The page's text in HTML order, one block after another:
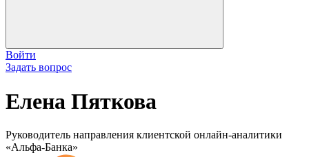
Войти
Задать вопрос
Елена Пяткова
Руководитель направления клиентской онлайн-аналитики
«Альфа-Банка»